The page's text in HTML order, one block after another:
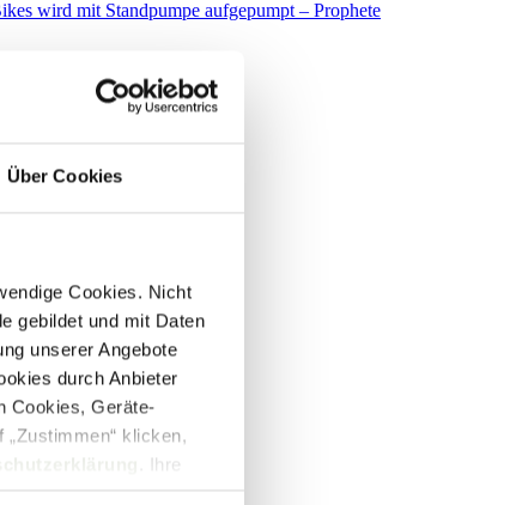
Über Cookies
Cookies. Nicht
gebildet und mit Daten
unserer Angebote
durch Anbieter
Cookies, Geräte-
klicken,
. Ihre
EWR wie zum Beispiel